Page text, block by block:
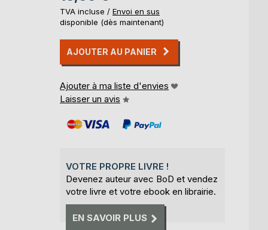
TVA incluse / Envoi en sus
disponible (dès maintenant)
AJOUTER AU PANIER
Ajouter à ma liste d'envies
Laisser un avis
VOTRE PROPRE LIVRE !
Devenez auteur avec BoD et vendez
votre livre et votre ebook en librairie.
EN SAVOIR PLUS